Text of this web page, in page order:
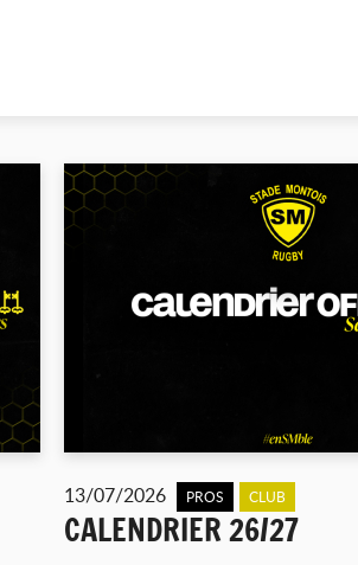
13/07/2026 PROS CLUB
CALENDRIER 26/27